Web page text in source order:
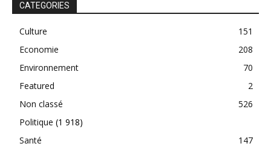
CATEGORIES
Culture
151
Economie
208
Environnement
70
Featured
2
Non classé
526
Politique (1 918)
Santé
147